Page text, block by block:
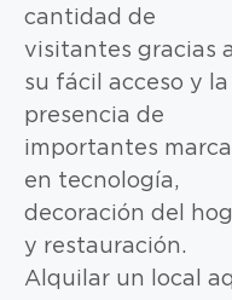
cantidad de
visitantes gracias a
su fácil acceso y la
presencia de
importantes
en tecnología,
decoración del
y restauración.
Alquilar un local